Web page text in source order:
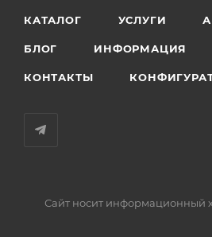
КАТАЛОГ УСЛУГИ
БЛОГ ИНФОРМАЦИЯ
КОНТАКТЫ
Сайт носит информационный